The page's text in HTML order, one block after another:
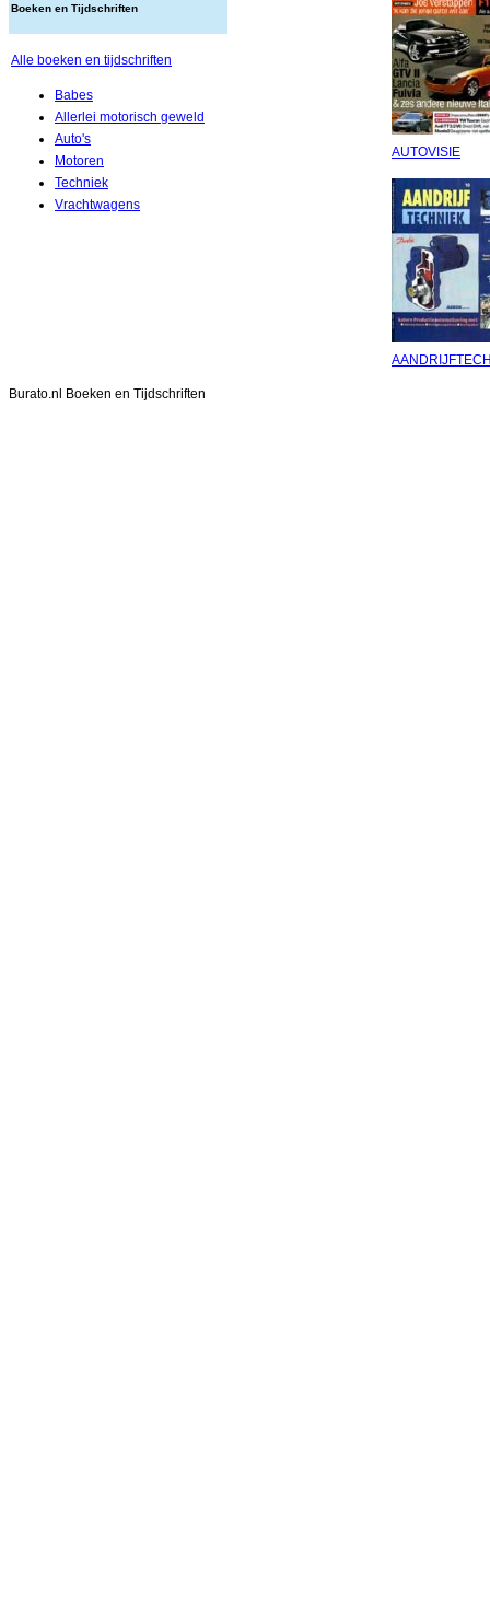
Boeken en Tijdschriften
Alle boeken en tijdschriften
Babes
Allerlei motorisch geweld
Auto's
Motoren
Techniek
Vrachtwagens
AUTOVISIE
Burato.nl Boeken en Tijdschriften